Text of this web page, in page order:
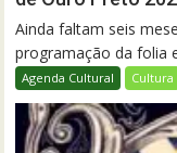
Ainda faltam seis
programação da folia
Agenda Cultural Cultura